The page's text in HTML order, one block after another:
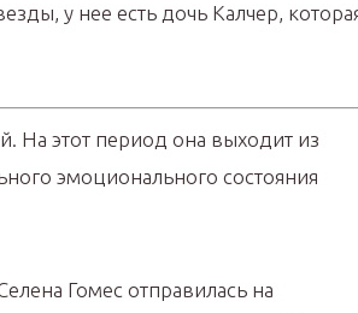
у нее есть дочь Калчер,
На этот период она выходит из
эмоционального состояния
Гомес отправилась на